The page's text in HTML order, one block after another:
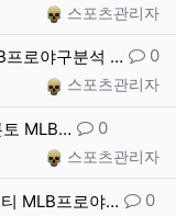
작성자스포츠관리자
프로야구분석 … 댓글
0
작성자스포츠관리자
토 MLB… 댓글
0
작성자스포츠관리자
MLB프로야… 댓글
0